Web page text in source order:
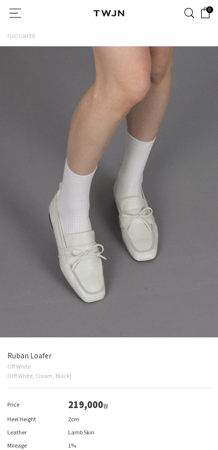
0
FLAT/LOAFER
Ruban Loafer
Off White
(Off White, Cream, Black)
Price 219,000원
Heel Height
2cm
Leather
Lamb Skin
Mileage
1%